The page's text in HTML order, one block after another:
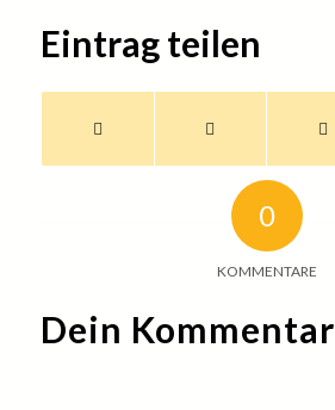
Eintrag teilen
0
KOMMENTARE
Dein Kommentar